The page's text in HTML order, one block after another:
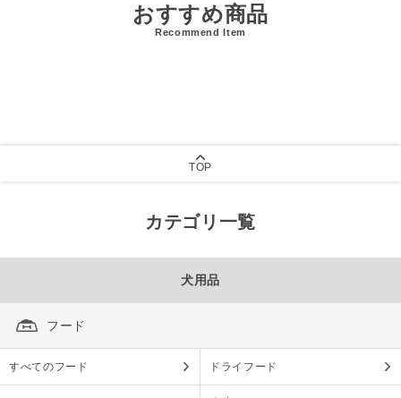
おすすめ商品
Recommend Item
TOP
カテゴリ一覧
犬用品
フード
すべてのフード ドライフード